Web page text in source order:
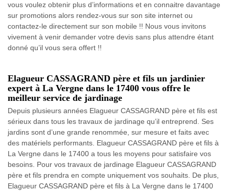
vous voulez obtenir plus d’informations et en connaitre davantage
sur promotions alors rendez-vous sur son site internet ou
contactez-le directement sur son mobile !! Nous vous invitons
vivement à venir demander votre devis sans plus attendre étant
donné qu’il vous sera offert !!
Elagueur CASSAGRAND père et fils un jardinier
expert à La Vergne dans le 17400 vous offre le
meilleur service de jardinage
Depuis plusieurs années Elagueur CASSAGRAND père et fils est
sérieux dans tous les travaux de jardinage qu’il entreprend. Ses
jardins sont d’une grande renommée, sur mesure et faits avec
des matériels performants. Elagueur CASSAGRAND père et fils à
La Vergne dans le 17400 a tous les moyens pour satisfaire vos
besoins. Pour vos travaux de jardinage Elagueur CASSAGRAND
père et fils prendra en compte uniquement vos souhaits. De plus,
Elagueur CASSAGRAND père et fils à La Vergne dans le 17400